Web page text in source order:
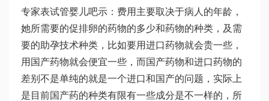
专家表试管婴儿吧示：费用主要取决于病人的年龄，
她所需要的促排卵的药物的多少和药物的种类，及需
要的助孕技术种类，比如要用进口药物就会贵一些，
用国产药物就会便宜一些，而国产药物和进口药物的
差别不是单纯的就是一个进口和国产的问题，实际上
是目前国产药的种类有限有一些成分是不一样的，所